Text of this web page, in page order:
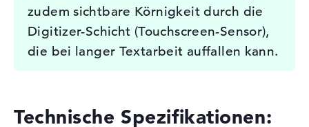
zudem sichtbare Körnigkeit durch die
Digitizer-Schicht (Touchscreen-Sensor),
die bei langer Textarbeit auffallen kann.
Technische Spezifikationen: